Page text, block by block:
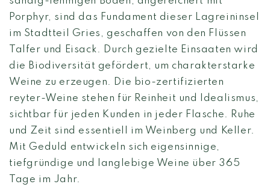
Porphyr, sind das Fundament dieser Lagreininsel
im Stadtteil Gries, geschaffen von den Flüssen
Talfer und Eisack. Durch gezielte Einsaaten wird
die Biodiversität gefördert, um charakterstarke
Weine zu erzeugen. Die bio-zertifizierten
reyter-Weine stehen für Reinheit und Idealismus,
sichtbar für jeden Kunden in jeder Flasche. Ruhe
und Zeit sind essentiell im Weinberg und Keller.
Mit Geduld entwickeln sich eigensinnige,
tiefgründige und langlebige Weine über 365
Tage im Jahr.